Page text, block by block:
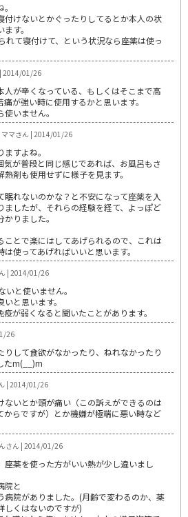
付けないとかぐったりしてるとか本人の状
す。
れて寝付けて、という状況なら座薬は使っ
2014/01/26
人が辛くなっている、もしくはそこまで高
が強い時に使用するかと思います。
いません。
ママさん | 2014/01/26
すよね。
気が普段と同じ感じであれば、お風呂もさ
剤も使用せずに様子を見ます。
眠れないのかな？と不安になって座薬を入
ましたが、それらの経験を経て、よっぽど
りました。
ことで楽にはしてあげられるので、これは
使ってあげればいいと思います。
| 2014/01/26
と使いません。
と思います。
が弱くなると聞いたことがあります。
26
りして食欲がなかったり、ねれなかったり
たm(__)m
| 2014/01/26
ないとか頭が痛い（この訴えができるのは
からですが）とか機嫌が極端に悪い時など
さん | 2014/01/26
座薬を使った方がいい熱が少し違いまし
院と
病院がありました。(月齢で変わるのか、薬
しくはないのですが)